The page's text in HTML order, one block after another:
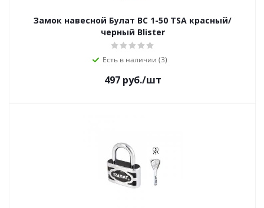
Замок навесной Булат ВС 1-50 TSA красный/
черный Blister
Есть в наличии (3)
497руб./шт